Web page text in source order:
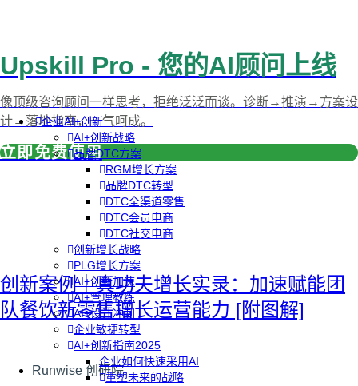
企业AI+创新
AI+创新战略
品牌DTC方案
RGM增长方案
品牌DTC转型
DTC全渠道零售
DTC会员电商
DTC社交电商
创新增长战略
PLG增长方案
AI+创新加速
AI+管理教练
AI+设计冲刺
企业敏捷转型
AI+创新指南2025
企业如何快速采用AI
重塑未来的战略
Upskill Pro - 您的AI顾问上线
像顶级咨询顾问一样思考，拒绝泛泛而谈。诊断→推演→方案设
计→落地指南，一气呵成。
立即免费使用
创新案例｜真功夫增长实录：加速赋能团
队餐饮新零售增长运营能力 [附图解]
Runwise 创研院